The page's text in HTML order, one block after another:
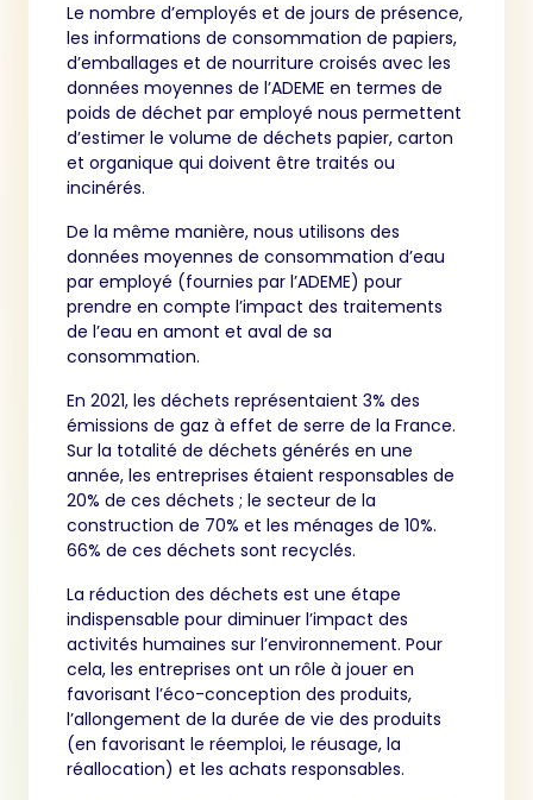
Le nombre d’employés et de jours de présence,
les informations de consommation de papiers,
d’emballages et de nourriture croisés avec les
données moyennes de l’ADEME en termes de
poids de déchet par employé nous permettent
d’estimer le volume de déchets papier, carton
et organique qui doivent être traités ou
incinérés.
De la même manière, nous utilisons des
données moyennes de consommation d’eau
par employé (fournies par l’ADEME) pour
prendre en compte l’impact des traitements
de l’eau en amont et aval de sa
consommation.
En 2021, les déchets représentaient 3% des
émissions de gaz à effet de serre de la France.
Sur la totalité de déchets générés en une
année, les entreprises étaient responsables de
20% de ces déchets ; le secteur de la
construction de 70% et les ménages de 10%.
66% de ces déchets sont recyclés.
La réduction des déchets est une étape
indispensable pour diminuer l’impact des
activités humaines sur l’environnement. Pour
cela, les entreprises ont un rôle à jouer en
favorisant l’éco-conception des produits,
l’allongement de la durée de vie des produits
(en favorisant le réemploi, le réusage, la
réallocation) et les achats responsables.